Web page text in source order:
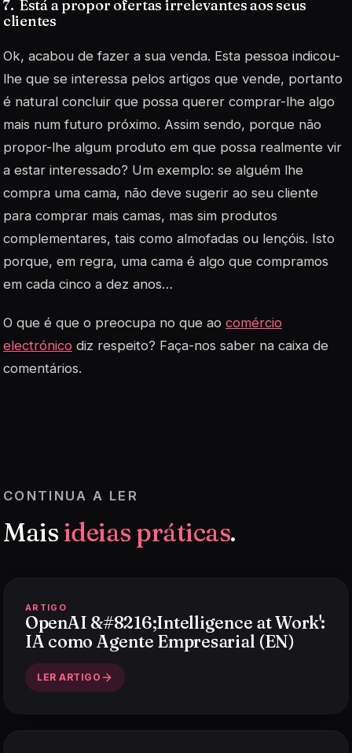
7. Está a propor ofertas irrelevantes aos seus
clientes
Ok, acabou de fazer a sua venda. Esta pessoa indicou-
lhe que se interessa pelos artigos que vende, portanto
é natural concluir que possa querer comprar-lhe algo
mais num futuro próximo. Assim sendo, porque não
propor-lhe algum produto em que possa realmente vir
a estar interessado? Um exemplo: se alguém lhe
compra uma cama, não deve sugerir ao seu cliente
para comprar mais camas, mas sim produtos
complementares, tais como almofadas ou lençóis. Isto
porque, em regra, uma cama é algo que compramos
em cada cinco a dez anos…
O que é que o preocupa no que ao comércio
electrónico diz respeito? Faça-nos saber na caixa de
comentários.
CONTINUA A LER
Mais ideias práticas.
ARTIGO
OpenAI &#8216;Intelligence at Work':
IA como Agente Empresarial (EN)
LER ARTIGO